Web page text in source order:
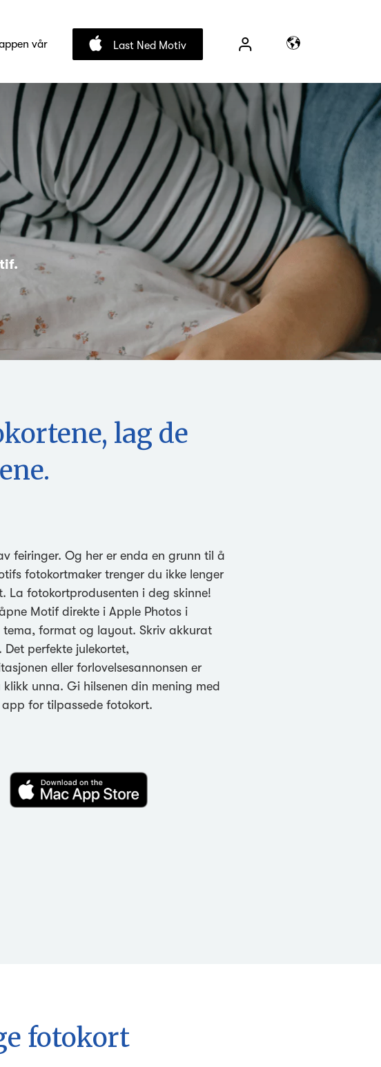
vår Last Ned Motiv
lag de
feiringer. Og her er enda en grunn til å
fotokortmaker trenger du ikke lenger
La fotokortprodusenten i deg skinne!
Motif direkte i Apple Photos i
tema, format og layout. Skriv akkurat
perfekte julekortet,
eller forlovelsesannonsen er
unna. Gi hilsenen din mening med
for tilpassede fotokort.
fotokort